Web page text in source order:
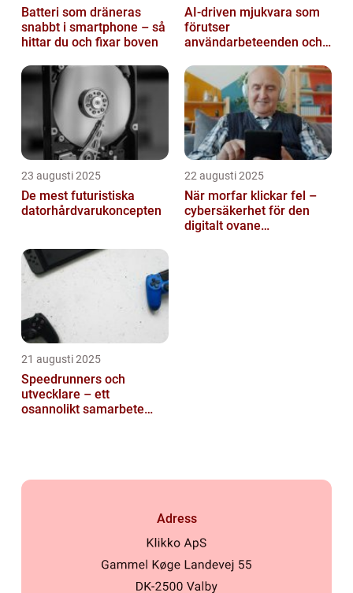
Batteri som dräneras
snabbt i smartphone – så
hittar du och fixar boven
AI-driven mjukvara som
förutser
användarbeteenden och
23 augusti 2025
De mest futuristiska
datorhårdvarukoncepten
22 augusti 2025
När morfar klickar fel –
cybersäkerhet för den
digitalt ovane
21 augusti 2025
Speedrunners och
utvecklare – ett
osannolikt samarbete
Adress